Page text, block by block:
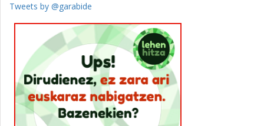
Tweets by @garabide